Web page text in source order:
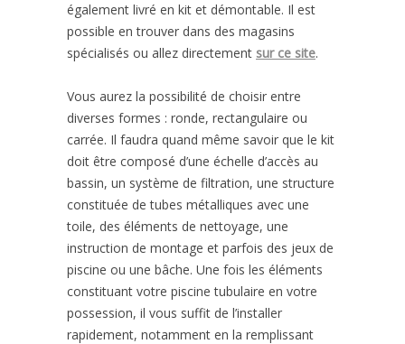
également livré en kit et démontable. Il est
possible en trouver dans des magasins
spécialisés ou allez directement sur ce site.
Vous aurez la possibilité de choisir entre
diverses formes : ronde, rectangulaire ou
carrée. Il faudra quand même savoir que le kit
doit être composé d’une échelle d’accès au
bassin, un système de filtration, une structure
constituée de tubes métalliques avec une
toile, des éléments de nettoyage, une
instruction de montage et parfois des jeux de
piscine ou une bâche. Une fois les éléments
constituant votre piscine tubulaire en votre
possession, il vous suffit de l’installer
rapidement, notamment en la remplissant